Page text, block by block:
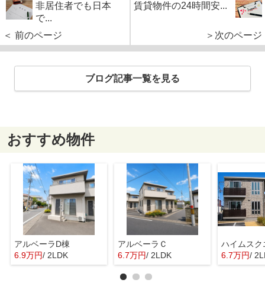
非居住者でも日本
で...
＜ 前のページ
賃貸物件の24時間安...
＞次のページ
ブログ記事一覧を見る
おすすめ物件
アルベーラD棟
6.9万円/ 2LDK
アルベーラＣ
6.7万円/ 2LDK 6.7万円/